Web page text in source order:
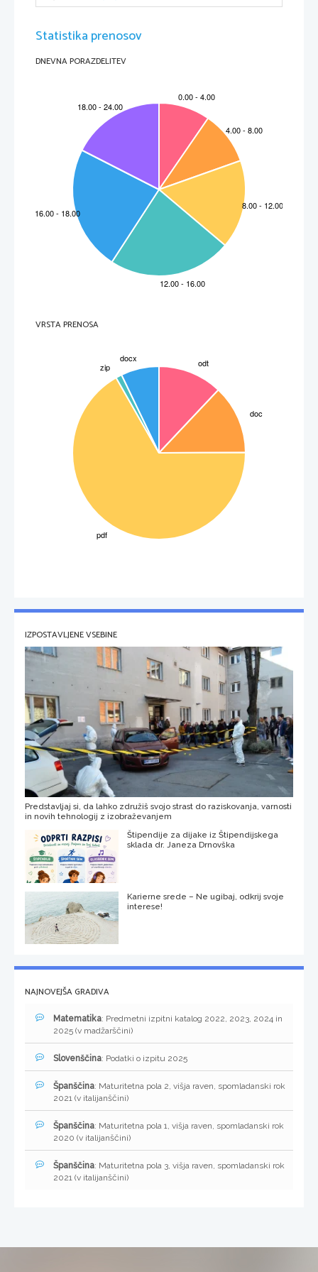
4 ZGRADBA IN POVRŠJE
Mars je trden planet, ki ga sestavljajo kovinska sredica, ki jo obdajata kamniti plašč in zunanja
skorja. Relief je zelo pester. Na njem so velike puščave, z peščenimi sipinami in skalami,
visoke gore, ogromne doline, vulkanski kraterji, kanjoni... Na površju so dobro vidne posledice
padcev meteoritov. Na Marsu je tudi največji kanjon v Osončju,ki se imenuje Olympus Mons.
, zgradba Marsa (vir wikipedia [online])
Mars je videti rdeč zato, ker je v njegovih skalah toliko rjastega železa. Njegovo nebo je
rožnato tudi zaradi silovitih prašnih viharjev. Mars je suh in mrzel planet, zato tam nikoli ne
dežuje. Oblaki odlagajo ivje, morda pa tudi sneži. Znanstveniki tega ne vedo, ker pozimi
, površje Marsa (vir google [online])
Statistika prenosov
DNEVNA PORAZDELITEV
VRSTA PRENOSA
IZPOSTAVLJENE VSEBINE
Predstavljaj si, da lahko združiš svojo strast do raziskovanja, varnosti
in novih tehnologij z izobraževanjem
Štipendije za dijake iz Štipendijskega
sklada dr. Janeza Drnovška
Karierne srede – Ne ugibaj, odkrij svoje
interese!
NAJNOVEJŠA GRADIVA
Matematika: Predmetni izpitni katalog 2022, 2023, 2024 in
2025 (v madžarščini)
Slovenščina: Podatki o izpitu 2025
Španščina: Maturitetna pola 2, višja raven, spomladanski rok
2021 (v italijanščini)
Španščina: Maturitetna pola 1, višja raven, spomladanski rok
2020 (v italijanščini)
Španščina: Maturitetna pola 3, višja raven, spomladanski rok
2021 (v italijanščini)